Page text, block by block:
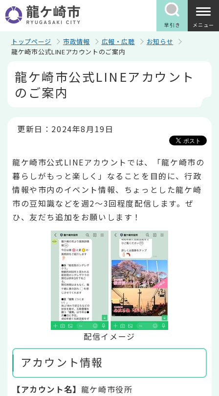
の
ペ
早引き メニュー
トップページ 市政情報 広報・広聴
お知らせ
龍ケ崎市公式LINEアカウントのご案内
龍ケ崎市公式LINEアカウント
のご案内
更新日：2024年8月19日
龍ケ崎市公式LINEアカウントでは、「龍ケ崎市の
暮らしがもっと楽しく」なることを目的に、行政
情報や市内のイベント情報、ちょっとした龍ケ崎
市の豆知識などを週2～3回程度配信します。ぜ
ひ、友だち追加をお願いします！
配信イメージ
アカウント情報
【アカウント名】 龍ケ崎市役所